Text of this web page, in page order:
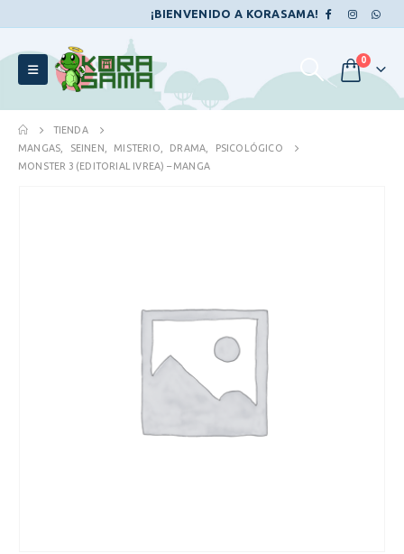
¡BIENVENIDO A KORASAMA!
0
TIENDA
MANGAS
SEINEN MISTERIO DRAMA
PSICOLÓGICO
MONSTER 3 (EDITORIAL IVREA) – MANGA